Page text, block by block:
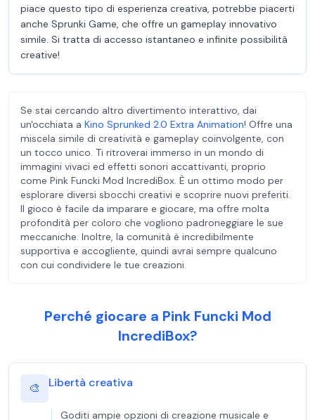
piace questo tipo di esperienza creativa, potrebbe piacerti
anche Sprunki Game, che offre un gameplay innovativo
simile. Si tratta di accesso istantaneo e infinite possibilità
creative!
Se stai cercando altro divertimento interattivo, dai
un'occhiata a Kino Sprunked 2.0 Extra Animation! Offre una
miscela simile di creatività e gameplay coinvolgente, con
un tocco unico. Ti ritroverai immerso in un mondo di
immagini vivaci ed effetti sonori accattivanti, proprio
come Pink Funcki Mod IncrediBox. È un ottimo modo per
esplorare diversi sbocchi creativi e scoprire nuovi preferiti.
Il gioco è facile da imparare e giocare, ma offre molta
profondità per coloro che vogliono padroneggiare le sue
meccaniche. Inoltre, la comunità è incredibilmente
supportiva e accogliente, quindi avrai sempre qualcuno
con cui condividere le tue creazioni.
Perché giocare a Pink Funcki Mod
IncrediBox?
🎨 Libertà creativa
Goditi ampie opzioni di creazione musicale e